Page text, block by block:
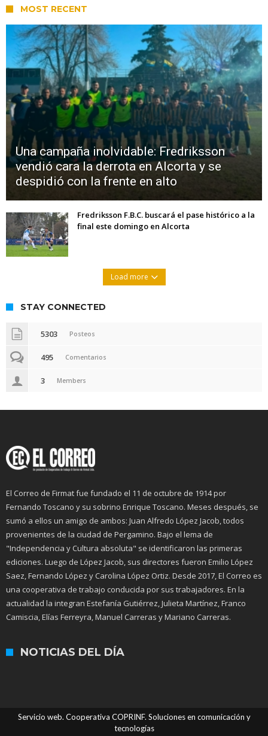
MOST RECENT
Una campaña inolvidable: Fredriksson
vendió cara la derrota en Alcorta y se
despidió con la frente en alto
Fredriksson F.B.C. buscará el pase histórico a la
final este domingo en Alcorta
Load more
STAY CONNECTED
5303 Posteos
495 Comentarios
3 Members
El Correo de Firmat fue fundado el 11 de octubre de 1914 por
Fernando Toscano y su sobrino Enrique Toscano. Meses después, se
sumó a ellos un amigo de ambos: Juan Alfredo López Jacob, todos
provenientes de la ciudad de Pergamino. Bajo el lema de
"Independencia y Cultura absoluta" se identificaron las primeras
ediciones. Luego de López Jacob, sus directores fueron Emilio López
Saez, Fernando López y Carolina López Ortiz. Desde 2017, El Correo es
una cooperativa de trabajo conducida por sus trabajadores. En la
actualidad la integran Estefanía Gutiérrez, Julieta Martínez, Franco
Camiscia, Elías Ferreyra, Manuel Carreras y Mariano Carreras.
NOTICIAS DEL DÍA
Servicio web. Cooperativa COPRINF. Soluciones en comunicación y
tecnologías